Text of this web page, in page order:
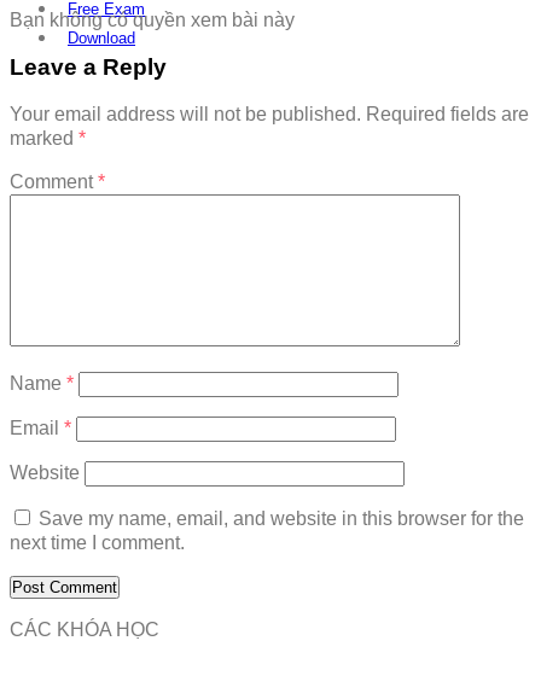
Free Exam
Download
Bạn không có quyền xem bài này
Leave a Reply
Your email address will not be published. Required fields are
marked *
Comment*
Name *
Email *
Website
Save my name, email, and website in this browser for the
next time I comment.
CÁC KHÓA HỌC